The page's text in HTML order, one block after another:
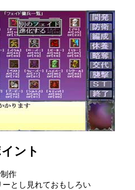
ント
作
とし見れておもしろい